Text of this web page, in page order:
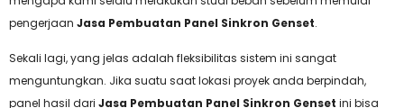
pengerjaan Jasa Pembuatan Panel Sinkron Genset.
Sekali lagi, yang jelas adalah fleksibilitas sistem ini sangat
menguntungkan. Jika suatu saat lokasi proyek anda berpindah,
panel hasil dari Jasa Pembuatan Panel Sinkron Genset ini bisa